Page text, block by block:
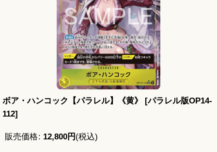
ボア・ハンコック【パラレル】《黄》 [パラレル版OP14-
112]
販売価格: 12,800円 (税込)